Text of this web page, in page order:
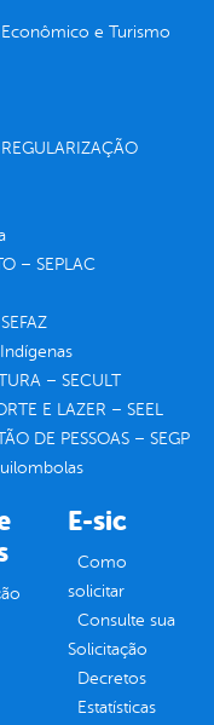
e Turismo
– SEPLAC
– SECULT
E LAZER – SEEL
DE PESSOAS – SEGP
E-sic
Como
solicitar
Consulte sua
Solicitação
Decretos
Estatísticas